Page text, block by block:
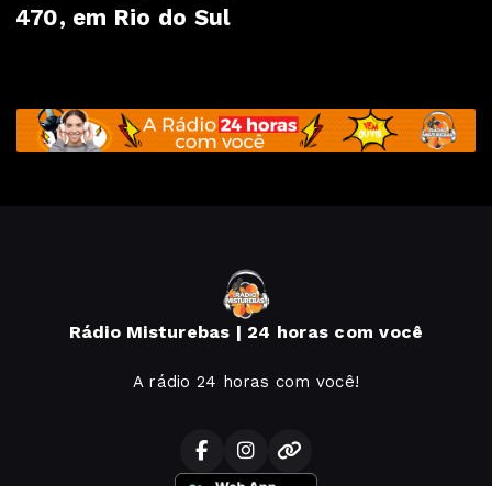
470, em Rio do Sul
Rádio Misturebas | 24 horas com você
A rádio 24 horas com você!